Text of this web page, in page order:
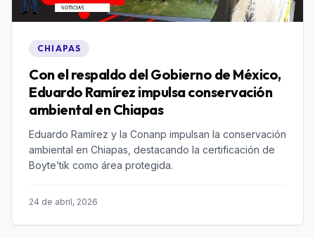
CHIAPAS
Con el respaldo del Gobierno de México,
Eduardo Ramírez impulsa conservación
ambiental en Chiapas
Eduardo Ramírez y la Conanp impulsan la conservación
ambiental en Chiapas, destacando la certificación de
Boyte’tik como área protegida.
24 de abril, 2026